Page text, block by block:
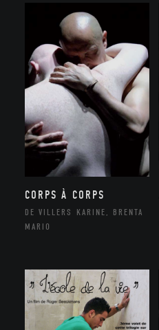
CORPS À CORPS
DE VILLERS KARINE, BRENTA
MARIO